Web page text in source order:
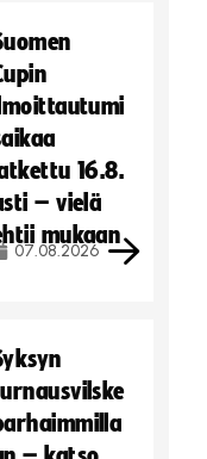
16.8.
– vielä
mukaan
07.08.2026